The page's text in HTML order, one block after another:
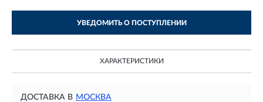
УВЕДОМИТЬ О ПОСТУПЛЕНИИ
ХАРАКТЕРИСТИКИ
ДОСТАВКА В МОСКВА